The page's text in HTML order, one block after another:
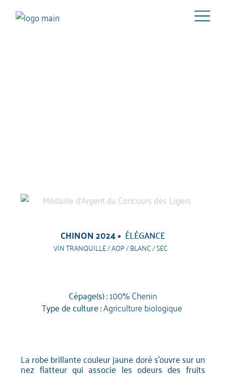
CHINON 2024 ÉLÉGANCE
VIN TRANQUILLE / AOP / BLANC / SEC
Cépage(s) :100% Chenin
Type de culture :Agriculture biologique
La robe brillante couleur jaune doré s'ouvre sur un
nez flatteur qui associe les odeurs des fruits